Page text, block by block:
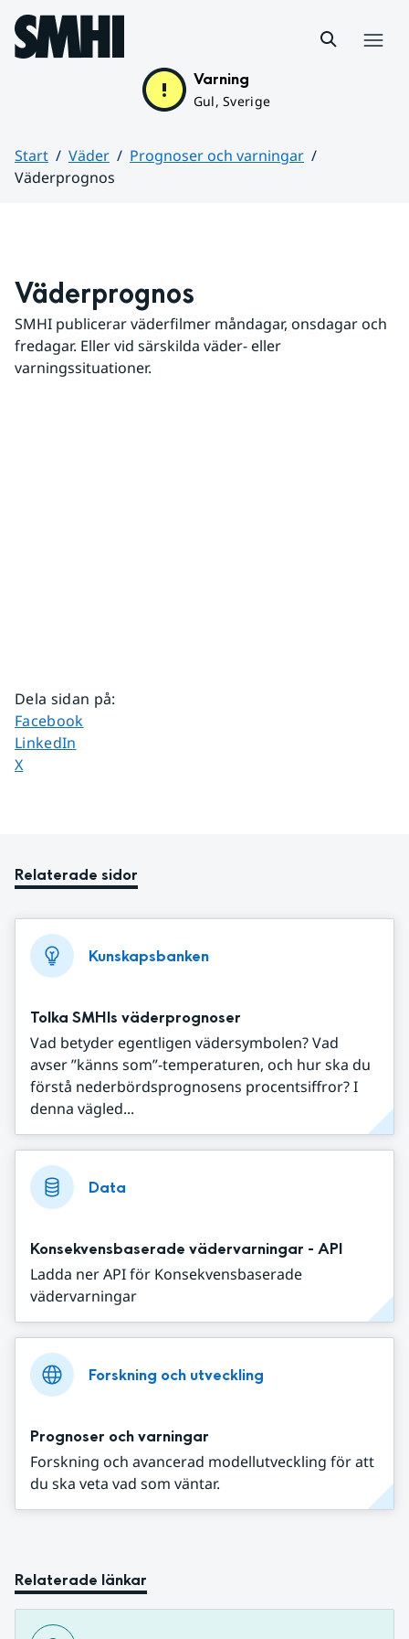
Hoppa till sidans innehåll
Varning
Gul, Sverige
Start Väder
Prognoser och varningar
Väderprognos
Väderprognos
SMHI publicerar väderfilmer måndagar, onsdagar och
fredagar. Eller vid särskilda väder- eller
varningssituationer.
Dela sidan på:
Dela sidan på
Facebook
Dela sidan på
LinkedIn
Dela sidan på
X
Relaterade sidor
Kunskapsbanken
Tolka SMHIs väderprognoser
Vad betyder egentligen vädersymbolen? Vad
avser ”känns som”-temperaturen, och hur ska du
förstå nederbördsprognosens procentsiffror? I
denna vägled...
Data
Konsekvensbaserade vädervarningar - API
Ladda ner API för Konsekvensbaserade
vädervarningar
Forskning och utveckling
Prognoser och varningar
Forskning och avancerad modellutveckling för att
du ska veta vad som väntar.
Relaterade länkar